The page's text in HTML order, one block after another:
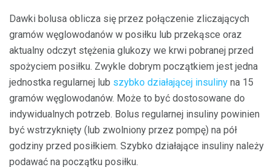
Dawki bolusa oblicza się przez połączenie zliczających
gramów węglowodanów w posiłku lub przekąsce oraz
aktualny odczyt stężenia glukozy we krwi pobranej przed
spożyciem posiłku. Zwykle dobrym początkiem jest jedna
jednostka regularnej lub szybko działającej insuliny na 15
gramów węglowodanów. Może to być dostosowane do
indywidualnych potrzeb. Bolus regularnej insuliny powinien
być wstrzyknięty (lub zwolniony przez pompę) na pół
godziny przed posiłkiem. Szybko działające insuliny należy
podawać na początku posiłku.